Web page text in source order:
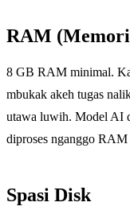
RAM
8 GB RAM minimal.
mbukak akeh tugas
utawa luwih. Model AI
diproses nganggo RAM
Spasi Disk